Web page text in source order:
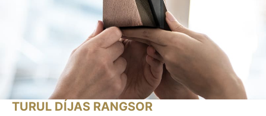
TURUL DÍJAS RANGSOR